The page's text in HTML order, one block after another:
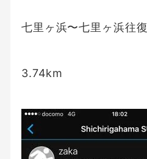
七里ヶ浜〜七里ヶ浜往復
3.74km